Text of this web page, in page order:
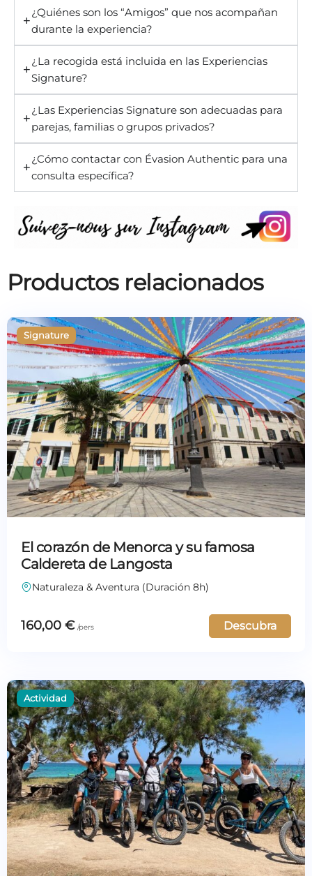
¿Quiénes son los “Amigos” que nos acompañan
durante la experiencia?
¿La recogida está incluida en las Experiencias
Signature?
¿Las Experiencias Signature son adecuadas para
parejas, familias o grupos privados?
¿Cómo contactar con Évasion Authentic para una
consulta específica?
Productos relacionados
El corazón de Menorca y su famosa
Caldereta de Langosta
Naturaleza & Aventura (Duración 8h)
160,00 € Descubra